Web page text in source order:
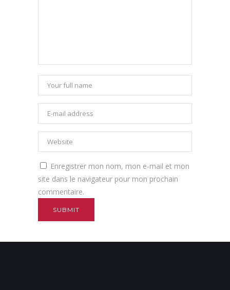
Enregistrer mon nom, mon e-mail et mon
site dans le navigateur pour mon prochain
commentaire.